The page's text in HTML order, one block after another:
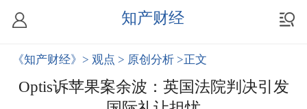
知产财经
《知产财经》 > 观点 > 原创分析 >正文
Optis诉苹果案余波：英国法院判决引发